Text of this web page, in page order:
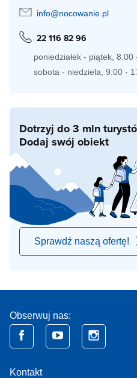
info@nocowanie.pl
22 116 82 96
poniedziałek - piątek, 8:00
sobota - niedziela, 9:00 -
Dotrzyj do 3 mln
Dodaj swój obiekt
Sprawdź naszą ofertę!
Obserwuj nas:
Kontakt